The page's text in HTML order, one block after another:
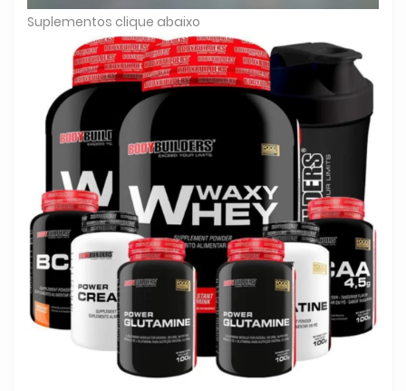
Suplementos clique abaixo